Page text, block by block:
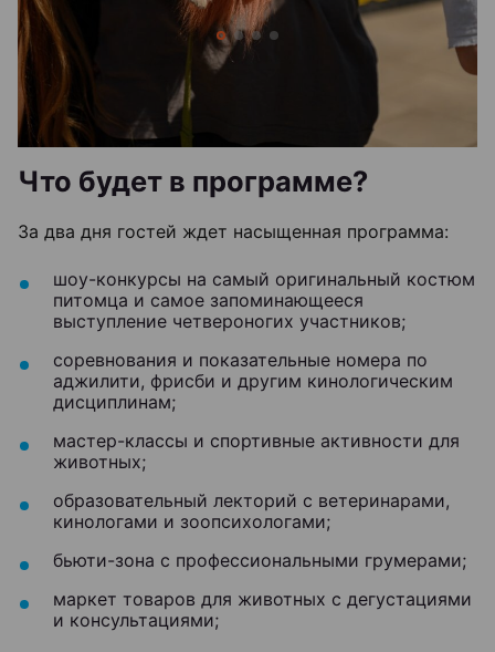
Что будет в программе?
За два дня гостей ждет насыщенная программа:
шоу-конкурсы на самый оригинальный костюм
питомца и самое запоминающееся
выступление четвероногих участников;
соревнования и показательные номера по
аджилити, фрисби и другим кинологическим
дисциплинам;
мастер-классы и спортивные активности для
животных;
образовательный лекторий с ветеринарами,
кинологами и зоопсихологами;
бьюти-зона с профессиональными грумерами;
маркет товаров для животных с дегустациями
и консультациями;